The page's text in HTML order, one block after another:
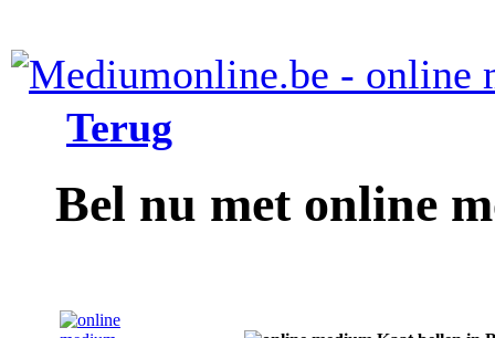
Terug
Bel nu met online